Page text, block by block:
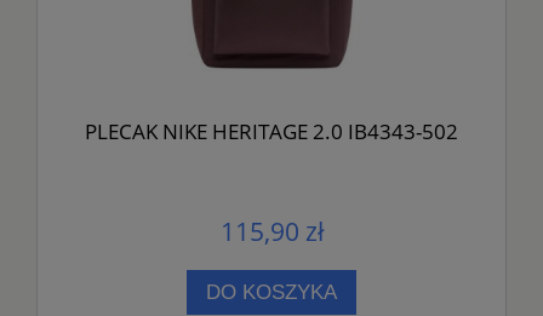
PLECAK NIKE HERITAGE 2.0 IB4343-502
115,90 zł
DO KOSZYKA